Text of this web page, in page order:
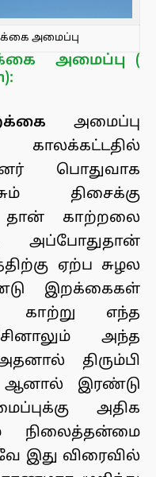
அமைப்பு
அமைப்பு (
அமைப்பு
பொதுவாக
திசைக்கு
தான் காற்றலை
அப்போதுதான்
ஏற்ப சுழல
இறக்கைகள்
காற்று எந்த
அந்த
திரும்பி
ஆனால் இரண்டு
அதிக
நிலைத்தன்மை
இது விரைவில்